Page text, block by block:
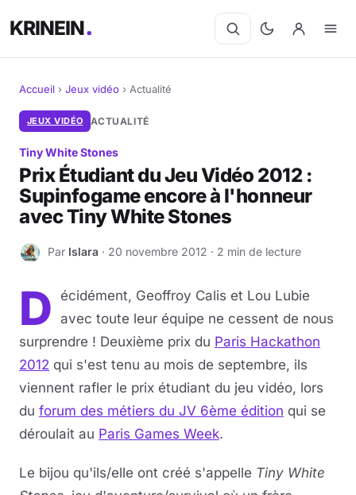
KRINEIN
Cinéma
Séries
Manga
Jeux vidéo
Jeux de société
Musique
Sortir
Sciences & Tech
Accueil › Jeux vidéo › Actualité
JEUX VIDÉO ACTUALITÉ
Tiny White Stones
Prix Étudiant du Jeu Vidéo 2012 :
Supinfogame encore à l'honneur
avec Tiny White Stones
I Par Islara · 20 novembre 2012 · 2 min de lecture
D
écidément, Geoffroy Calis et Lou Lubie
avec toute leur équipe ne cessent de nous
surprendre ! Deuxième prix du Paris Hackathon
2012 qui s'est tenu au mois de septembre, ils
viennent rafler le prix étudiant du jeu vidéo, lors
du forum des métiers du JV 6ème édition qui se
déroulait au Paris Games Week.
Le bijou qu'ils/elle ont créé s'appelle Tiny White